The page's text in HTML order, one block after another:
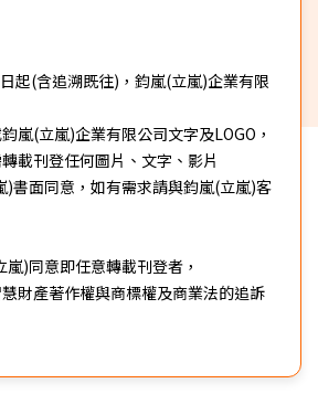
起(含追溯既往)，鈞嵐(立嵐)企業有限
嵐(立嵐)企業有限公司文字及LOGO，
載刊登任何圖片、文字、影片
書面同意，如有需求請與鈞嵐(立嵐)客
)同意即任意轉載刊登者，
財產著作權與商標權及商業法的追訴